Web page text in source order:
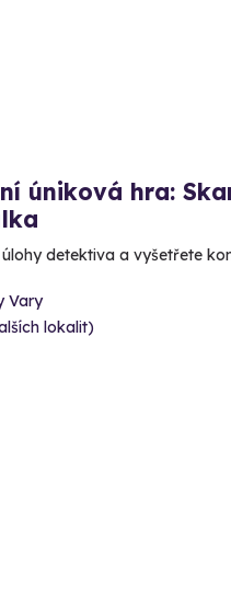
úniková hra:
úlohy detektiva a vyšetřete
Vary
lokalit)